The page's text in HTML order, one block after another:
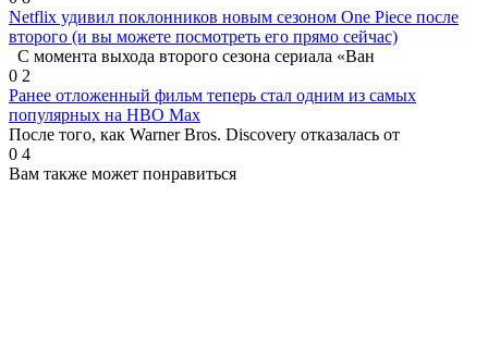
Netflix удивил поклонников новым сезоном One Piece после
второго (и вы можете посмотреть его прямо сейчас)
С момента выхода второго сезона сериала «Ван
0 2
Ранее отложенный фильм теперь стал одним из самых
популярных на HBO Max
После того, как Warner Bros. Discovery отказалась от
0 4
Вам также может понравиться